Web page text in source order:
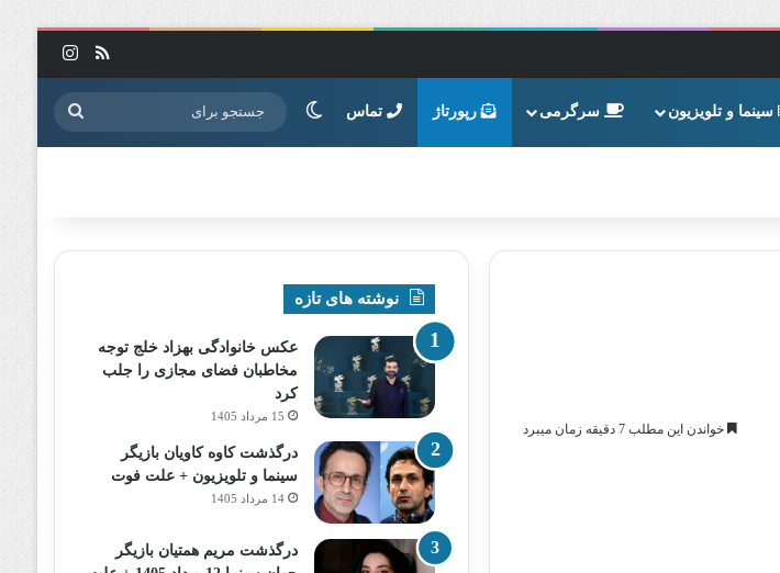
خوراک
سینما و تلویزیون سرگرمی رپورتاژ تماس تغییر پوسته جستجو
برای
خواندن این مطلب 7 دقیقه زمان میبرد
نوشته های تازه
عکس خانوادگی بهزاد خلج توجه
مخاطبان فضای مجازی را جلب
کرد
15 مرداد 1405
درگذشت کاوه کاویان بازیگر
سینما و تلویزیون + علت فوت
14 مرداد 1405
درگذشت مریم همتیان بازیگر